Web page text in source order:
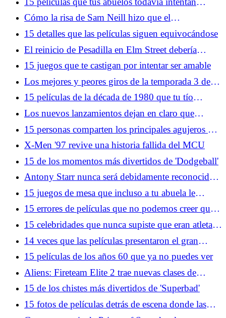
hacerte ver
Cómo la risa de Sam Neill hizo que el
metamomento más aterrador del cine fuera aún más
aterrador
15 detalles que las películas siguen equivocándose
El reinicio de Pesadilla en Elm Street debería
deshacerse de Freddy Krueger
15 juegos que te castigan por intentar ser amable
Los mejores y peores giros de la temporada 3 de
Silo se anulan entre sí
15 películas de la década de 1980 que tu tío
todavía intenta hacerte ver
Los nuevos lanzamientos dejan en claro que
Netflix tiene a YouTube en la mira
15 personas comparten los principales agujeros de
la trama de películas taquilleras
X-Men '97 revive una historia fallida del MCU
15 de los momentos más divertidos de 'Dodgeball'
Antony Starr nunca será debidamente reconocido
por su grandeza como Homelander
15 juegos de mesa que incluso a tu abuela le
encantaría jugar
15 errores de películas que no podemos creer que
hayan llegado hasta el montaje final
15 celebridades que nunca supiste que eran atletas
legítimos
14 veces que las películas presentaron el gran
estado de Florida
15 películas de los años 60 que ya no puedes ver
Aliens: Fireteam Elite 2 trae nuevas clases de
personajes y xenomorfos a la franquicia
15 de los chistes más divertidos de 'Superbad'
15 fotos de películas detrás de escena donde las
cosas no lucen tan glamorosas en la vida real